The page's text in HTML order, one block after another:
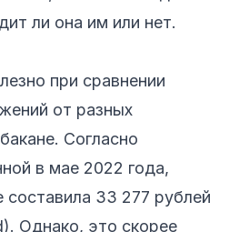
ли она им или нет.
при сравнении
от разных
Согласно
в мае 2022 года,
составила 33 277 рублей
Однако, это скорее